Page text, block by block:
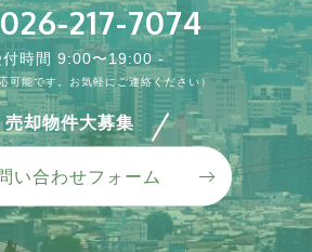
リラ 305
野市合戦場１丁目
円
ョン敷地内にあります。3階建てマンシ
コンビニ、飲食店など徒歩圏内にあり、
坂市大字塩川塩川町
円
の全てが徒歩10分圏内で生活に便利!宅配
備も充実♪...
中島町御厨貸地
長野市川中島町御厨
5万円
地です☆近隣に商業施設多数あり、駐車
、事業用と使用用途多数可能♪ご希望の用
途を...
VIEW MORE
217-7074
時間 9:00〜19:00 -
可能です。お気軽にご連絡ください）
売却物件大募集
い合わせフォーム